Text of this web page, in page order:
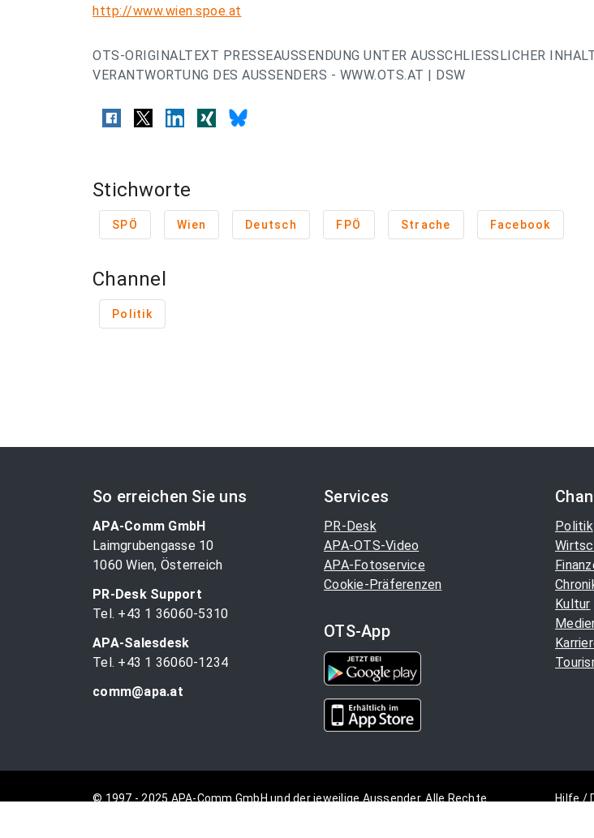
http://www.wien.spoe.at
OTS-ORIGINALTEXT PRESSEAUSSENDUNG UNTER AUSSCHLIESSLICHER
VERANTWORTUNG DES AUSSENDERS - WWW.OTS.AT | DSW
Stichworte
SPÖ Wien Deutsch FPÖ Strache Facebook
Channel
Politik
So erreichen Sie uns
APA-Comm GmbH
Laimgrubengasse 10
1060 Wien, Österreich
PR-Desk Support
Tel. +43 1 36060-5310
APA-Salesdesk
Tel. +43 1 36060-1234
comm@apa.at
Services
PR-Desk
APA-OTS-Video
APA-Fotoservice
Cookie-Präferenzen
OTS-App
Politik
Kultur
© 1997 - 2025 APA-Comm GmbH und der jeweilige Aussender. Alle Rechte
Hilfe/